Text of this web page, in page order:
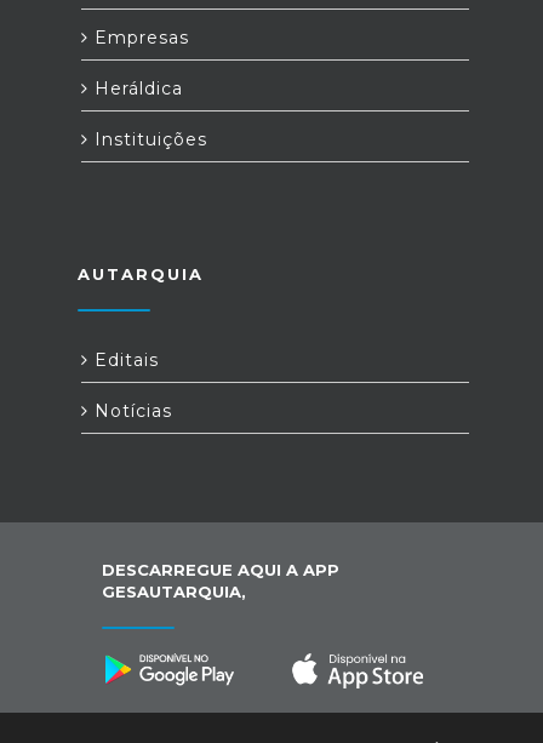
Empresas
Heráldica
Instituições
AUTARQUIA
Editais
Notícias
DESCARREGUE AQUI A APP
GESAUTARQUIA,